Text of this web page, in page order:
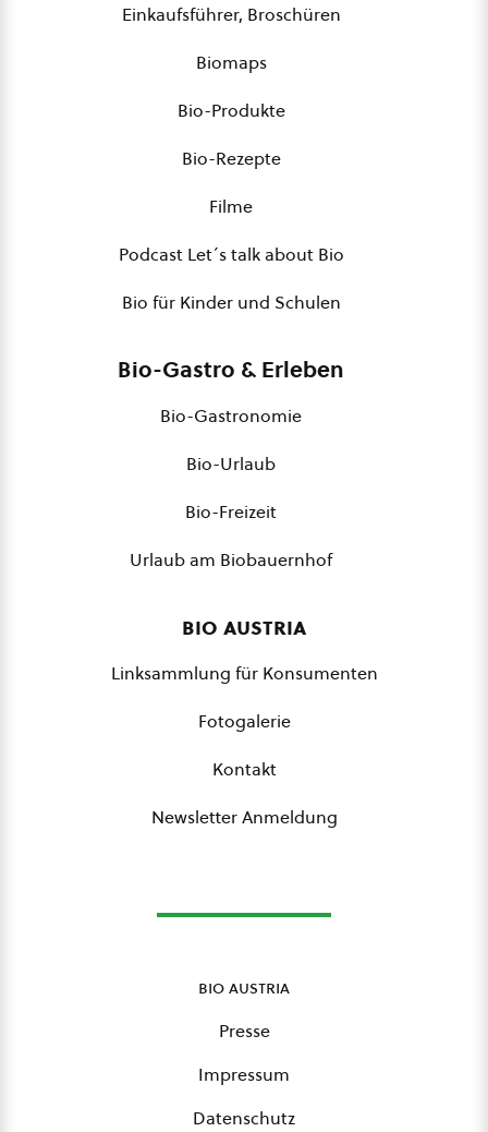
Einkaufsführer, Broschüren
Biomaps
Bio-Produkte
Bio-Rezepte
Filme
Podcast Let´s talk about Bio
Bio für Kinder und Schulen
Bio-Gastro & Erleben
Bio-Gastronomie
Bio-Urlaub
Bio-Freizeit
Urlaub am Biobauernhof
bio austria
Linksammlung für Konsumenten
Fotogalerie
Kontakt
Newsletter Anmeldung
bio austria
Presse
Impressum
Datenschutz